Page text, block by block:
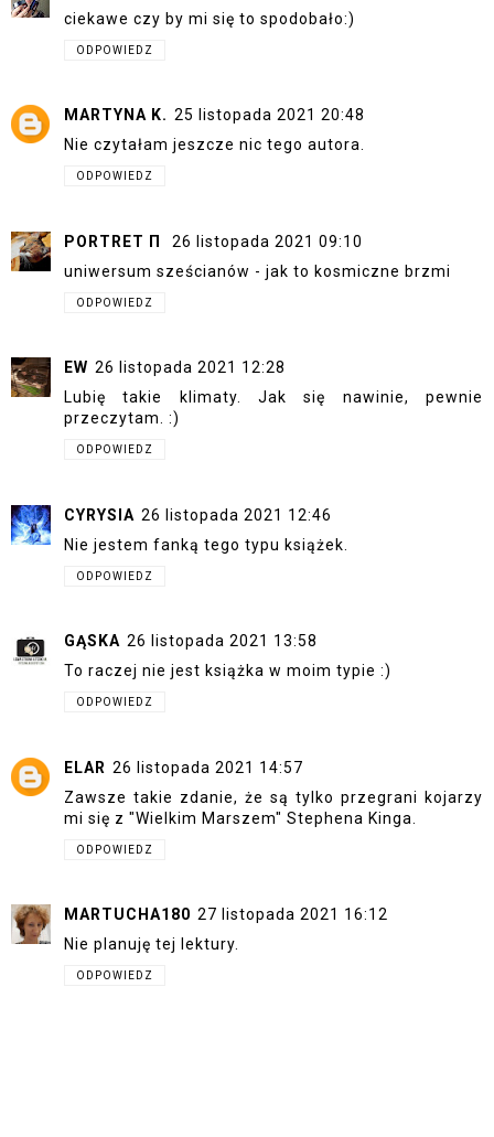
ciekawe czy by mi się to spodobało:)
ODPOWIEDZ
MARTYNA K. 25 listopada 2021 20:48
Nie czytałam jeszcze nic tego autora.
ODPOWIEDZ
PORTRET Π
26 listopada 2021 09:10
uniwersum sześcianów - jak to kosmiczne brzmi
ODPOWIEDZ
EW 26 listopada 2021 12:28
Lubię takie klimaty. Jak się nawinie, pewnie
przeczytam. :)
ODPOWIEDZ
CYRYSIA 26 listopada 2021 12:46
Nie jestem fanką tego typu książek.
ODPOWIEDZ
GĄSKA 26 listopada 2021 13:58
To raczej nie jest książka w moim typie :)
ODPOWIEDZ
ELAR 26 listopada 2021 14:57
Zawsze takie zdanie, że są tylko przegrani kojarzy
mi się z "Wielkim Marszem" Stephena Kinga.
ODPOWIEDZ
MARTUCHA180 27 listopada 2021 16:12
Nie planuję tej lektury.
ODPOWIEDZ